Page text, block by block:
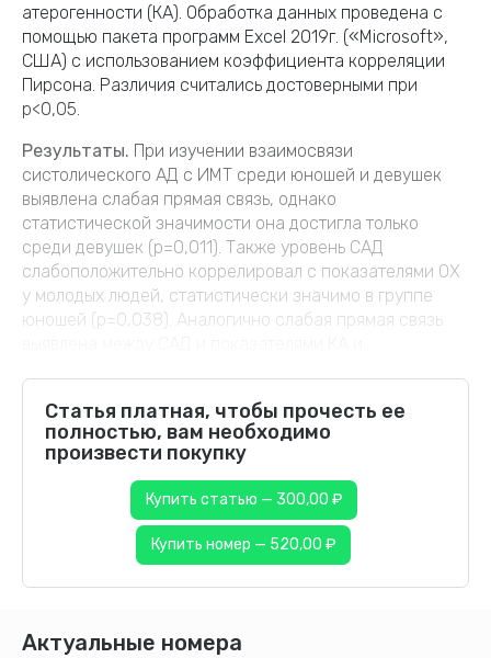
атерогенности (КА). Обработка данных проведена с
помощью пакета программ Excel 2019г. («Microsoft»,
США) с использованием коэффициента корреляции
Пирсона. Различия считались достоверными при
p<0,05.
Результаты. При изучении взаимосвязи
систолического АД с ИМТ среди юношей и девушек
выявлена слабая прямая связь, однако
статистической значимости она достигла только
среди девушек (p=0,011). Также уровень САД
слабоположительно коррелировал с показателями ОХ
у молодых людей, статистически значимо в группе
юношей (р=0,038). Аналогично слабая прямая связь
Статья платная, чтобы прочесть ее
полностью, вам необходимо
произвести покупку
Купить статью — 300,00 ₽
Купить номер — 520,00 ₽
Актуальные номера